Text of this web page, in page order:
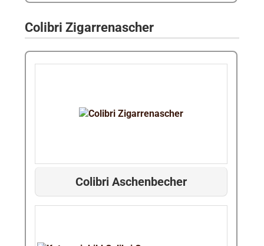
Colibri Zigarrenascher
Colibri Aschenbecher